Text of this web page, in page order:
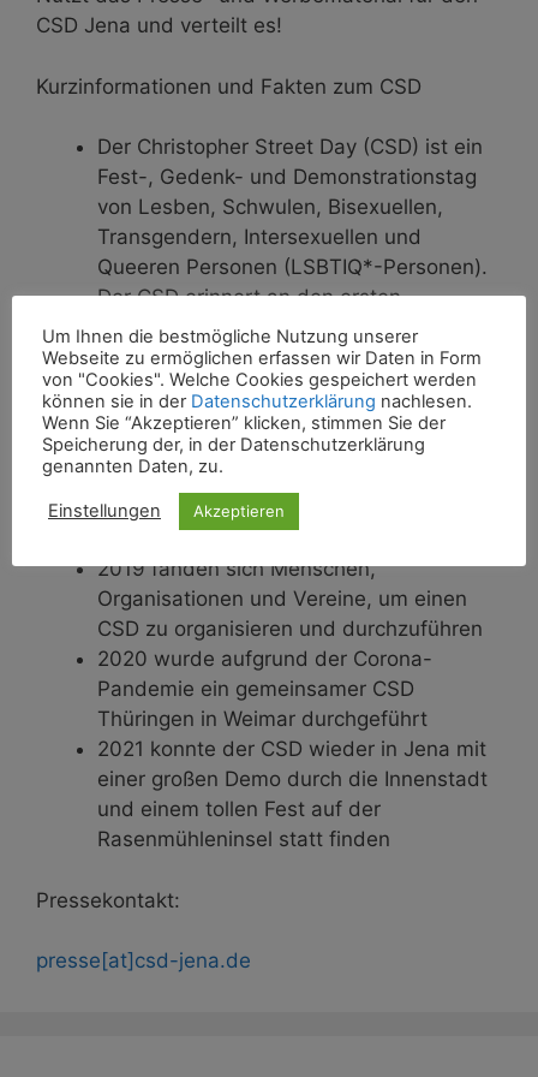
CSD Jena und verteilt es!
Kurzinformationen und Fakten zum CSD
Der Christopher Street Day (CSD) ist ein
Fest-, Gedenk- und Demonstrationstag
von Lesben, Schwulen, Bisexuellen,
Transgendern, Intersexuellen und
Queeren Personen (LSBTIQ*-Personen).
Der CSD erinnert an den ersten
bekanntgewordenen Aufstand von
Homosexuellen und anderen sexuellen
Minderheiten gegen die Polizeiwillkür in
der Christopher Street in New York.
Kurzinformationen und Fakten zu CSD Jena
2019 fanden sich Menschen,
Organisationen und Vereine, um einen
CSD zu organisieren und durchzuführen
2020 wurde aufgrund der Corona-
Pandemie ein gemeinsamer CSD
Thüringen in Weimar durchgeführt
2021 konnte der CSD wieder in Jena mit
einer großen Demo durch die Innenstadt
und einem tollen Fest auf der
Rasenmühleninsel statt finden
Pressekontakt:
presse[at]csd-jena.de
Um Ihnen die bestmögliche Nutzung unserer
Webseite zu ermöglichen erfassen wir Daten in Form
von "Cookies". Welche Cookies gespeichert werden
können sie in der Datenschutzerklärung nachlesen.
Wenn Sie “Akzeptieren” klicken, stimmen Sie der
Speicherung der, in der Datenschutzerklärung
genannten Daten, zu.
Einstellungen Akzeptieren